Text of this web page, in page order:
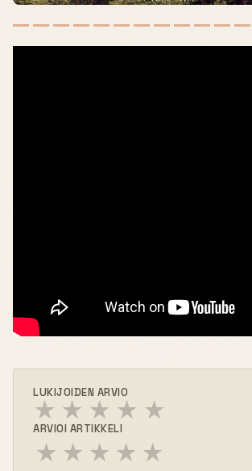
LUKIJOIDEN ARVIO
★ ★ ★ ★ ★
ARVIOI ARTIKKELI
★ ★ ★ ★ ★